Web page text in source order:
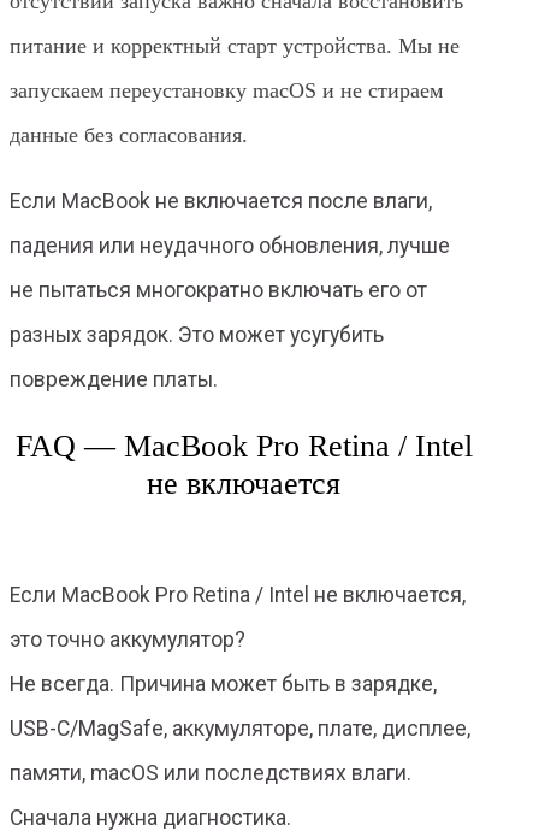
питание и корректный старт устройства. Мы не
запускаем переустановку macOS и не стираем
данные без согласования.
Если MacBook не включается после влаги,
падения или неудачного обновления, лучше
не пытаться многократно включать его от
разных зарядок. Это может усугубить
повреждение платы.
FAQ — MacBook Pro Retina / Intel
не включается
Если MacBook Pro Retina / Intel не включается,
это точно аккумулятор?
Не всегда. Причина может быть в зарядке,
USB-C/MagSafe, аккумуляторе, плате, дисплее,
памяти, macOS или последствиях влаги.
Сначала нужна диагностика.